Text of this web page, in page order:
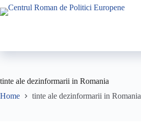
tinte ale dezinformarii in Romania
Home
tinte ale dezinformarii in Romania